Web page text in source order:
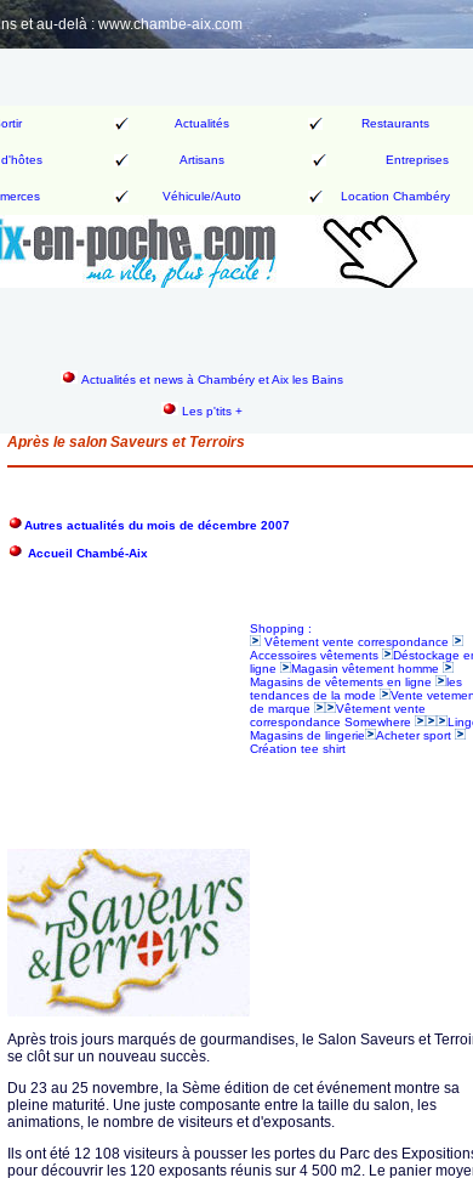
et au-delà : www.chambe-aix.com
Actualités Restaurants
Artisans Entreprises
Véhicule/Auto Location Chambéry
Actualités et news à Chambéry et Aix les Bains
Les p'tits +
Après le salon Saveurs et Terroirs
Autres actualités du mois de décembre 2007
Accueil Chambé-Aix
Shopping :
Vêtement vente correspondance
Accessoires vêtements
Déstockage
ligne
Magasin vêtement homme
Magasins de vêtements en ligne
les
tendances de la mode
Vente
de marque
Vêtement vente
correspondance Somewhere
Magasins de lingerie
Acheter sport
Création tee shirt
Après trois jours marqués de gourmandises, le Salon Saveurs et
se clôt sur un nouveau succès.
Du 23 au 25 novembre, la Sème édition de cet événement montre sa
pleine maturité. Une juste composante entre la taille du salon, les
animations, le nombre de visiteurs et d'exposants.
Ils ont été 12 108 visiteurs à pousser les portes du Parc des
pour découvrir les 120 exposants réunis sur 4 500 m2. Le panier